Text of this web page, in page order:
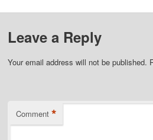
Leave a Reply
Your email address will not be published.
Comment *